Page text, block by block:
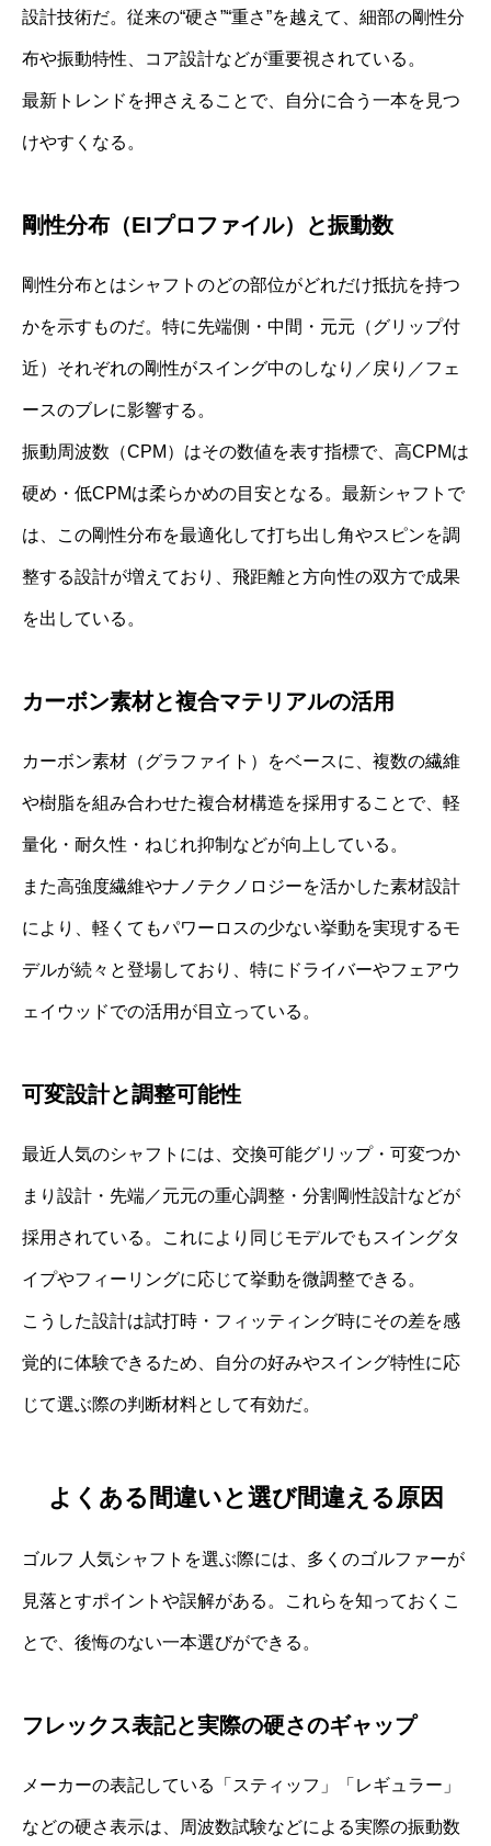
設計技術だ。従来の“硬さ”“重さ”を越えて、細部の剛性分
布や振動特性、コア設計などが重要視されている。
最新トレンドを押さえることで、自分に合う一本を見つ
けやすくなる。
剛性分布（EIプロファイル）と振動数
剛性分布とはシャフトのどの部位がどれだけ抵抗を持つ
かを示すものだ。特に先端側・中間・元元（グリップ付
近）それぞれの剛性がスイング中のしなり／戻り／フェ
ースのブレに影響する。
振動周波数（CPM）はその数値を表す指標で、高CPMは
硬め・低CPMは柔らかめの目安となる。最新シャフトで
は、この剛性分布を最適化して打ち出し角やスピンを調
整する設計が増えており、飛距離と方向性の双方で成果
を出している。
カーボン素材と複合マテリアルの活用
カーボン素材（グラファイト）をベースに、複数の繊維
や樹脂を組み合わせた複合材構造を採用することで、軽
量化・耐久性・ねじれ抑制などが向上している。
また高強度繊維やナノテクノロジーを活かした素材設計
により、軽くてもパワーロスの少ない挙動を実現するモ
デルが続々と登場しており、特にドライバーやフェアウ
ェイウッドでの活用が目立っている。
可変設計と調整可能性
最近人気のシャフトには、交換可能グリップ・可変つか
まり設計・先端／元元の重心調整・分割剛性設計などが
採用されている。これにより同じモデルでもスイングタ
イプやフィーリングに応じて挙動を微調整できる。
こうした設計は試打時・フィッティング時にその差を感
覚的に体験できるため、自分の好みやスイング特性に応
じて選ぶ際の判断材料として有効だ。
よくある間違いと選び間違える原因
ゴルフ 人気シャフトを選ぶ際には、多くのゴルファーが
見落とすポイントや誤解がある。これらを知っておくこ
とで、後悔のない一本選びができる。
フレックス表記と実際の硬さのギャップ
メーカーの表記している「スティッフ」「レギュラー」
などの硬さ表示は、周波数試験などによる実際の振動数